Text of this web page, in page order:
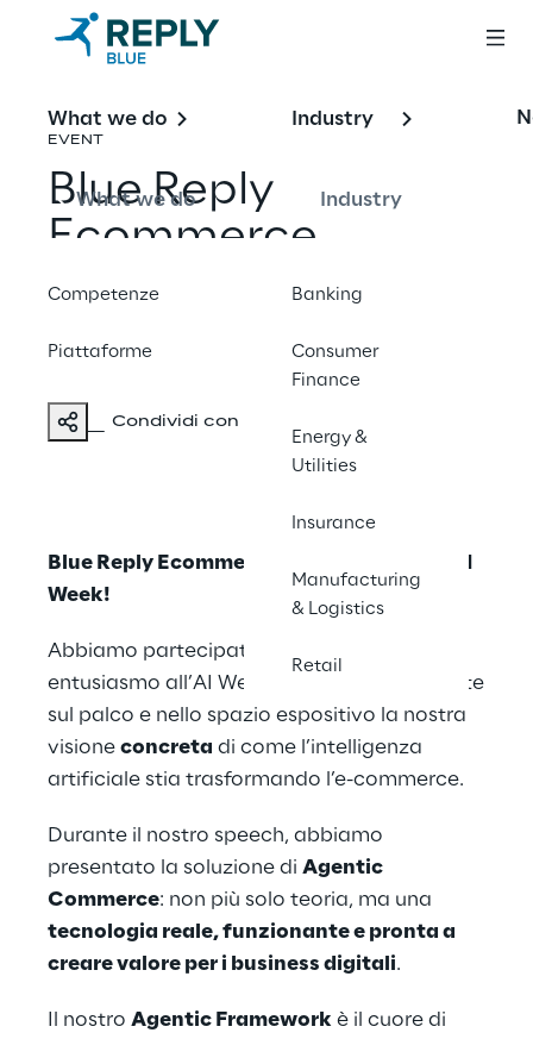
What we do
What we do
Competenze
Piattaforme
Industry
Industry
Banking
Consumer
Finance
Energy &
Utilities
Insurance
Manufacturing
& Logistics
Retail
EVENT
Blue Reply
Ecommerce
protagonista all’AI
Week!
Condividi con un amico
Blue Reply Ecommerce protagonista all’AI
Week!
Abbiamo partecipato con grande
entusiasmo all’AI Week, portando finalmente
sul palco e nello spazio espositivo la nostra
visione concreta di come l’intelligenza
artificiale stia trasformando l’e-commerce.
Durante il nostro speech, abbiamo
presentato la soluzione di Agentic
Commerce: non più solo teoria, ma una
tecnologia reale, funzionante e pronta a
creare valore per i business digitali.
Il nostro Agentic Framework è il cuore di